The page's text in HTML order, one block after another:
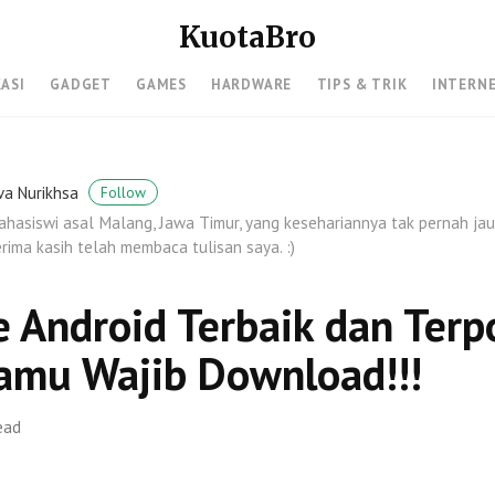
KuotaBro
GADGET GAMES HARDWARE TIPS & TRIK
Nurikhsa Follow
asal Malang, Jawa Timur, yang kesehariannya tak pernah
kasih telah membaca tulisan saya. :)
Android Terbaik dan
Wajib Download!!!